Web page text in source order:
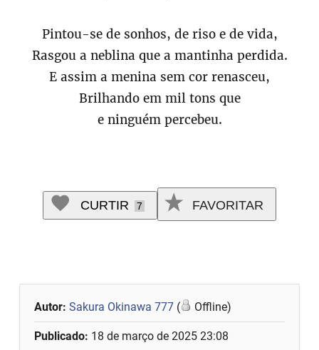
Pintou-se de sonhos, de riso e de vida,
Rasgou a neblina que a mantinha perdida.
E assim a menina sem cor renasceu,
Brilhando em mil tons que
e ninguém percebeu.
CURTIR 7 FAVORITAR
Autor:Sakura Okinawa 777 ( Offline)
Publicado: 18 de março de 2025 23:08